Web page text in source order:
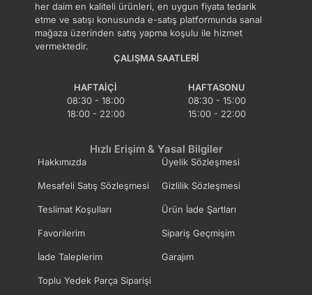
her daim en kaliteli ürünleri, en uygun fiyata tedarik
etme ve satışı konusunda e-satış platformunda sanal
mağaza üzerinden satış yapma koşulu ile hizmet
vermektedir.
ÇALIŞMA SAATLERI
HAFTAIÇI
08:30 - 18:00
18:00 - 22:00
HAFTASONU
08:30 - 15:00
15:00 - 22:00
Hızlı Erişim & Yasal Bilgiler
Hakkımızda Üyelik Sözleşmesi
Mesafeli Satış Sözleşmesi Gizlilik Sözleşmesi
Teslimat Koşulları Ürün İade Şartları
Favorilerim Sipariş Geçmişim
İade Taleplerim Garajım
Toplu Yedek Parça Siparişi